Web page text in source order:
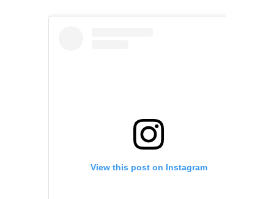
View this post on Instagram